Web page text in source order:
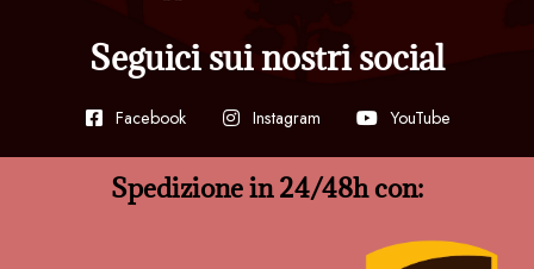
Seguici sui nostri social
Facebook Instagram YouTube
Spedizione in 24/48h con: